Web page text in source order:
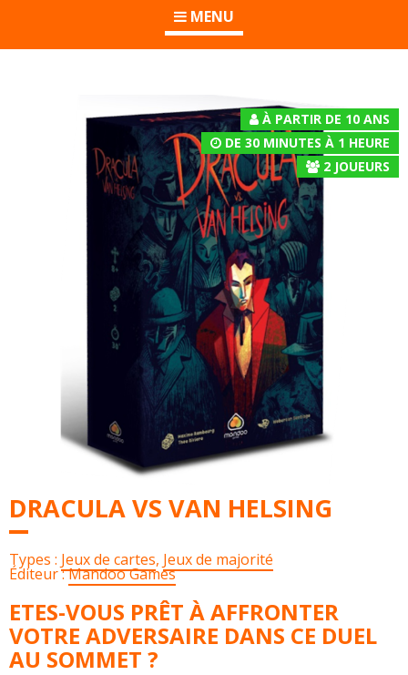
MENU
À PARTIR DE 10 ANS
DE 30 MINUTES À 1 HEURE
2 JOUEURS
DRACULA VS VAN HELSING
Types : Jeux de cartes, Jeux de majorité
Éditeur :Mandoo Games
ETES-VOUS PRÊT À AFFRONTER
VOTRE ADVERSAIRE DANS CE DUEL
AU SOMMET ?